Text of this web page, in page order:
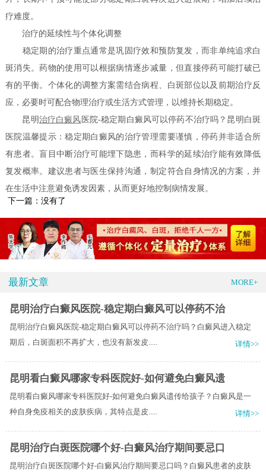
疗难度。
治疗的延续性与个体化调整
稳定期的治疗重点通常是巩固疗效和预防复发，而非单纯追求白
斑消失。药物的使用可以根据病情逐步减量，但直接停药可能打破已
有的平衡。个体化的调整方案需结合病程、白斑部位以及前期治疗反
应，必要时可配合物理治疗或生活方式管理，以维持长期稳定。
昆明治疗白癜风 医院-稳定期白癜风可以停药不治疗吗？昆明白斑
医院温馨提示：稳定期白癜风的治疗管理需要谨慎，停药并非适合所
有患者。盲目中断治疗可能埋下隐患，而科学的延续治疗能有效降低
复发概率。建议患者与医生保持沟通，制定符合自身情况的方案，并
在生活中注意避免诱发因素，从而更好地控制病情发展。
下一篇：没有了
最新文章 MORE+
昆明治疗白癜风医院-稳定期白癜风可以停药不治
昆明治疗白癜风医院-稳定期白癜风可以停药不治疗吗？白癜风进入稳定
期后，白斑面积不再扩大，也没有新发皮.....
详情>>
昆明看白癜风哪家专科医院好-如何避免白癜风遗
昆明看白癜风哪家专科医院好-如何避免白癜风遗传给孩子？白癜风是一
种自身免疫相关的皮肤疾病，其特点是皮.....
详情>>
昆明治疗白斑医院哪个好-白癜风治疗期间要忌口
昆明治疗白斑医院哪个好-白癜风治疗期间要忌口吗？白癜风患者的皮肤